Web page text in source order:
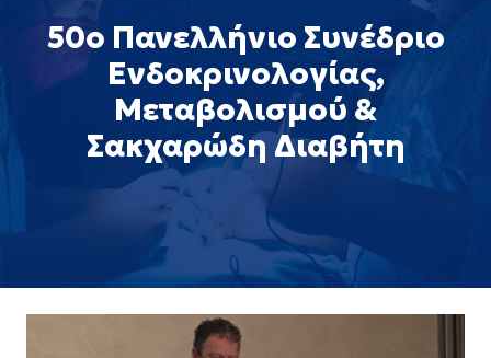
50ο Πανελλήνιο Συνέδριο
Ενδοκρινολογίας,
Μεταβολισμού &
Σακχαρώδη Διαβήτη